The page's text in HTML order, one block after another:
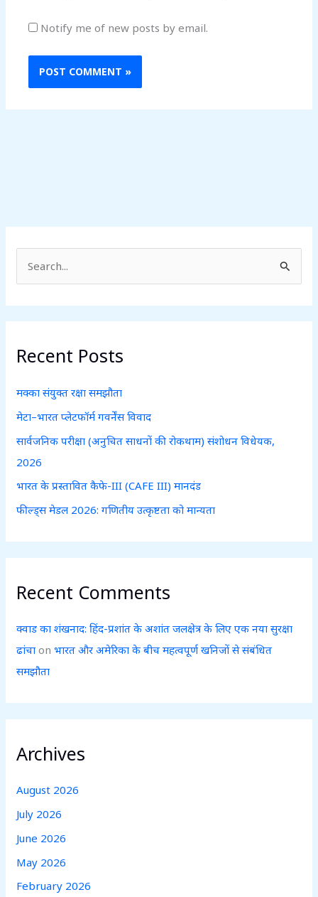
Notify me of new posts by email.
r
hRecent Posts
मक्का संयुक्त रक्षा समझौता
मेटा–भारत प्लेटफॉर्म गवर्नेंस विवाद
सार्वजनिक परीक्षा (अनुचित साधनों की रोकथाम) संशोधन विधेयक,
2026
भारत के प्रस्तावित कैफे-III (CAFE III) मानदंड
फील्ड्स मेडल 2026: गणितीय उत्कृष्टता को मान्यता
Recent Comments
क्वाड का शंखनाद: हिंद-प्रशांत के अशांत जलक्षेत्र के लिए एक नया सुरक्षा
ढांचा onभारत और अमेरिका के बीच महत्वपूर्ण खनिजों से संबंधित
समझौता
Archives
August 2026
July 2026
June 2026
May 2026
February 2026